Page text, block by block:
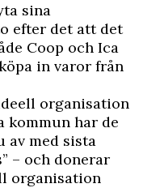
sina
efter det att det
Coop och Ica
in varor från
organisation
kommun har de
av med sista
– och donerar
organisation